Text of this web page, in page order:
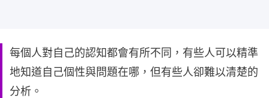
每個人對自己的認知都會有所不同，有些人可以精準
地知道自己個性與問題在哪，但有些人卻難以清楚的
分析。